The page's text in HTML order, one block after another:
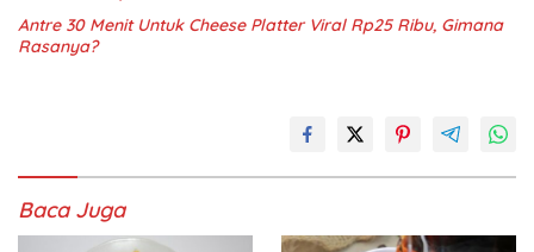
Antre 30 Menit Untuk Cheese Platter Viral Rp25 Ribu, Gimana
Rasanya?
Baca Juga